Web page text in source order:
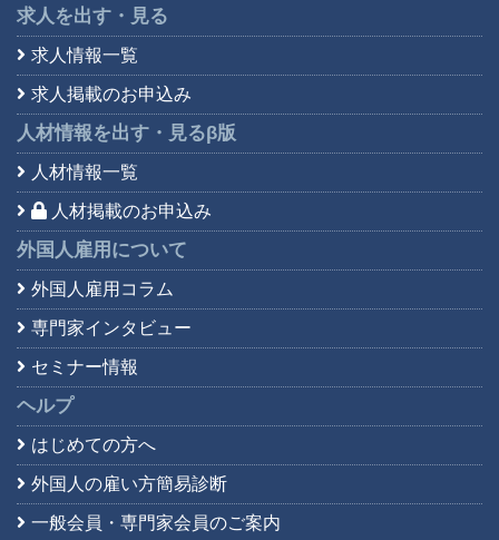
求人を出す・見る
求人情報一覧
求人掲載のお申込み
人材情報を出す・見るβ版
人材情報一覧
人材掲載のお申込み
外国人雇用について
外国人雇用コラム
専門家インタビュー
セミナー情報
ヘルプ
はじめての方へ
外国人の雇い方簡易診断
一般会員・専門家会員のご案内